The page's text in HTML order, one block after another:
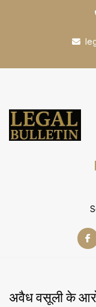
अवैध वसूली के